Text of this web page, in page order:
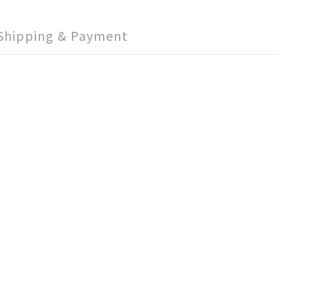
& Payment